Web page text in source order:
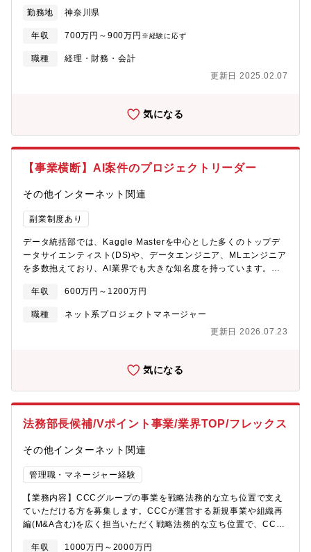
でなくクライアント（結婚式場など）との関係性構築も重要なミ
度の高いサービスを提供することが大きなやりがいのひとつで
り、最新の情報を取り入れながらお客様に最善の提案をすること
が求められます。お客様以上にお客様のことを考え、一緒に理想
りたい方・仕事も遊びも全力投球できる方・「失敗すること」よ
ビジネスとして日常生活に密着したWebサービスを企画・開発・
イト「ナビクル」・結婚式場情報サイト「ハナユメ」・カードロ
ーン総合検索サイト「ナビナビキャッシング」・金融情報メディ
ア「イーデス」・集客支援・コンサルティング「売上向上支援サ
ービス」 など■配属先/選考について エイチームグループではグ
ループ合同採用を行っています。全社共通ポジションの場合、合
同選考を実施します。配属の可能性がある会社・部署については
募集要項に詳細を記載していますので、必ずご確認ください。合
同選考になった場合、最終的な配属先は選考を通じて決定しま
性があります。
き、ご経験に応じてマネジメントや組織の取りまとめを行ってい
ただきます。【本社決算業務】■月次決算/四半期決算/年次決算 ■
経費管理（支払業務含む）■債権債務管理■各種作業の標準化、早
期化 ■税務業務（税金計算、申告・納税等）■新規案件相談対応
の発送、確認 ■内部統制 ■決算論点の議論【残業】残業時間1
■上場企業での経理実務経験のある方 ■IPO経験、ベンチャー企業
での経理経験（会計事務所経験者も可） ■監査対応経験のある方 ■
連結決算業務の経験のある方 同社では新規事業も多く立ち上が
り、様々な取り組みが盛んに行われています。多くの方とコミュ
ニケーションを取ったり、社内では誰もやったことがない業務に
チャレンジできる環境です。
勤務地 神奈川県
年収 700万円～900万円 ※経験に応ず
職種
経理・財務・会計
更新日 2025.02.07
気になる
【事業横断】AI案件のプロジェクトリーダー
その他インターネット関連
副業制度あり
データ統括部では、Kaggle Masterを中心とした多くのトップデ
ータサイエンティスト(DS)や、データエンジニア、MLエンジニア
を多数抱えており、AI業界でも大きな知名度を持っています。開
ためには、AI利活用の発見、課題ドリブンでの戦略立案、AI案件
の特性を理解したプロジェクトリードが行える人材が重要にな
り、データ活用推進グループにて、次の業務をお任せします。 ＜
業務内容＞クライアントや社内の他事業本部からの相談、依頼に
技術のアジャスト、期待値調整■提案/契約/POC/サービス実装まで
やその他の関連部署の人材との橋渡し■各ステークホルダーとの折
すます増えて行くであろう、AI活用プロジェクトを最前線で経験
全般■様々な業界・業種、特に大手上場企業との対話を通じて得ら
れる人脈・ネットワーク
年収 600万円～1200万円
職種
ネット系プロジェクトマネージャー
更新日 2026.07.23
気になる
法務部長候補/Vポイント事業/業界TOP/フレックス
その他インターネット関連
管理職・マネージャー経験
【業務内容】CCCグループの事業を戦略法務的な立ち位置で支え
ていただける方を募集します。CCCが運営する新規事業や組織再
編(M&A含む)を広く担当いただく戦略法務的な立ち位置で、CCC
年収 1000万円～2000万円